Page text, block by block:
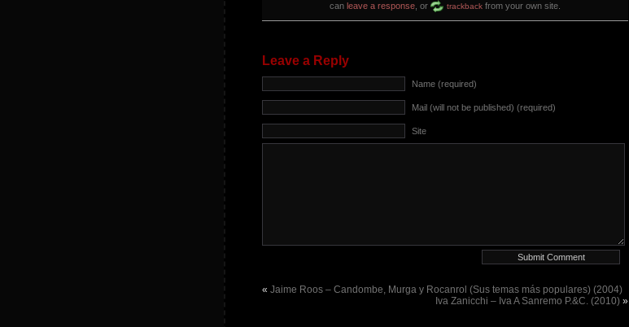
can leave a response , or trackback from your own site.
Leave a Reply
Name (required)
Mail (will not be published) (required)
Site
« Jaime Roos – Candombe, Murga y Rocanrol (Sus temas más populares) (2004)
Iva Zanicchi – Iva A Sanremo P.&C. (2010) »